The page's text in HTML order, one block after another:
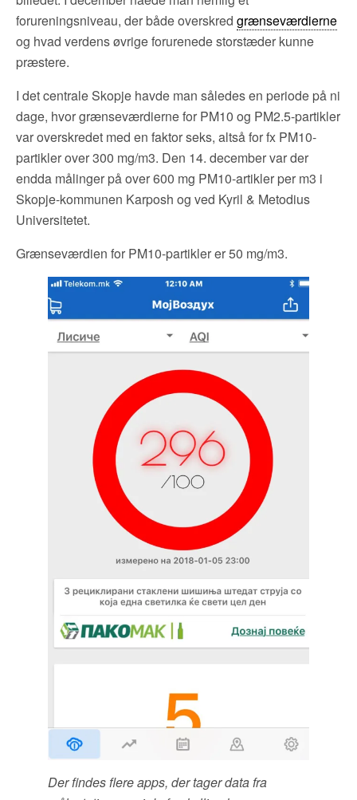
forureningsniveau, der både overskred grænseværdierne
og hvad verdens øvrige forurenede storstæder kunne
præstere.
I det centrale Skopje havde man således en periode på ni
dage, hvor grænseværdierne for PM10 og PM2.5-partikler
var overskredet med en faktor seks, altså for fx PM10-
partikler over 300 mg/m3. Den 14. december var der
endda målinger på over 600 mg PM10-artikler per m3 i
Skopje-kommunen Karposh og ved Kyril & Metodius
Universitetet.
Grænseværdien for PM10-partikler er 50 mg/m3.
Der findes flere apps, der tager data fra